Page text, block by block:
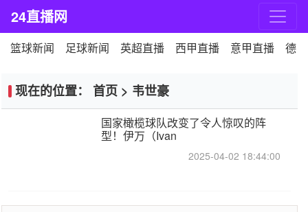
24直播网
篮球新闻 足球新闻 英超直播 西甲直播 意甲直播 德
现在的位置： 首页 > 韦世豪
国家橄榄球队改变了令人惊叹的阵
型！伊万（Ivan
2025-04-02 18:44:00